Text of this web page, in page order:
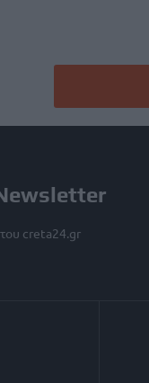
του creta24.gr